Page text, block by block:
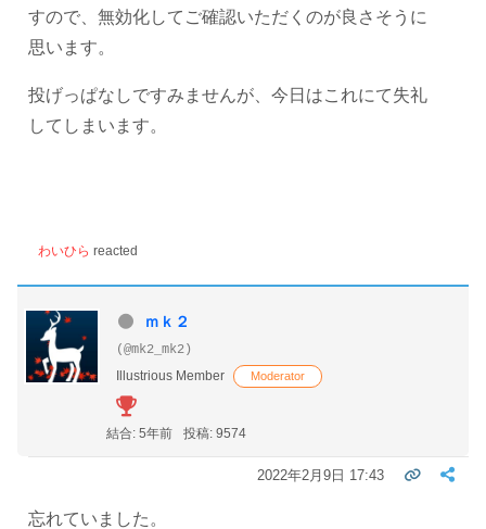
すので、無効化してご確認いただくのが良さそうに
思います。
投げっぱなしですみませんが、今日はこれにて失礼
してしまいます。
わいひら reacted
ｍｋ２
(@mk2_mk2)
Illustrious Member
Moderator
結合: 5年前 投稿: 9574
2022年2月9日 17:43
忘れていました。